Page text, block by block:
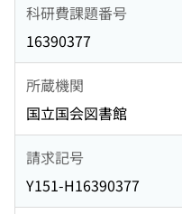
科研費課題番号
16390377
所蔵機関
国立国会図書館
請求記号
Y151-H16390377